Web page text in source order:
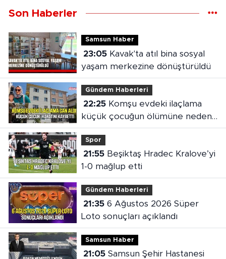
Son Haberler
Samsun Haber
23:05Kavak'ta atıl bina sosyal
yaşam merkezine dönüştürüldü
Gündem Haberleri
22:25Komşu evdeki ilaçlama
küçük çocuğun ölümüne neden
oldu
Spor
21:55Beşiktaş Hradec Kralove’yi
1-0 mağlup etti
Gündem Haberleri
21:356 Ağustos 2026 Süper
Loto sonuçları açıklandı
Samsun Haber
21:05Samsun Şehir Hastanesi